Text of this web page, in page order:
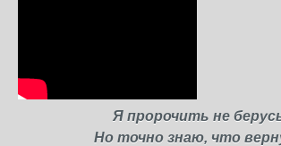
Я пророчить не
Но точно знаю, что